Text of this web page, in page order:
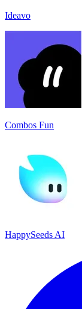
Ideavo
Combos Fun
HappySeeds AI